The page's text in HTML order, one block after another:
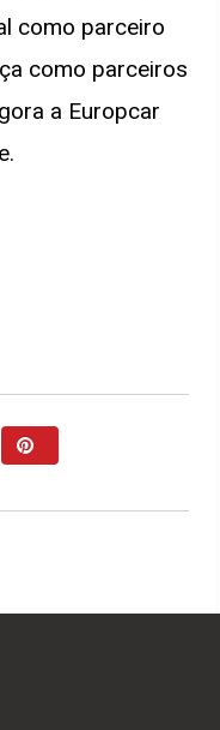
como parceiro
como parceiros
a Europcar